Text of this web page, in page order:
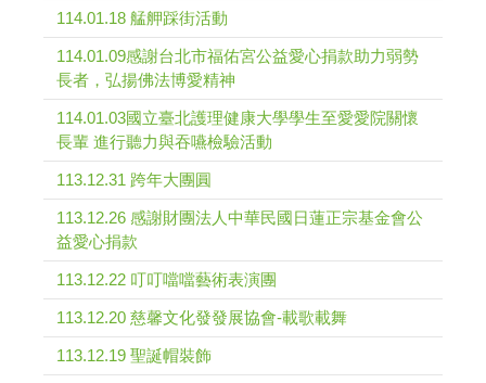
114.01.18 艋舺踩街活動
114.01.09感謝台北市福佑宮公益愛心捐款助力弱勢
長者，弘揚佛法博愛精神
114.01.03國立臺北護理健康大學學生至愛愛院關懷
長輩 進行聽力與吞嚥檢驗活動
113.12.31 跨年大團圓
113.12.26 感謝財團法人中華民國日蓮正宗基金會公
益愛心捐款
113.12.22 叮叮噹噹藝術表演團
113.12.20 慈馨文化發發展協會-載歌載舞
113.12.19 聖誕帽裝飾